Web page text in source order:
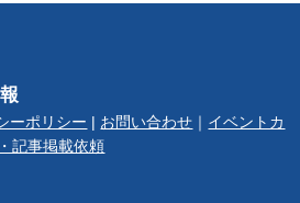
ーポリシー お問い合わせ
イベントカ
記事掲載依頼